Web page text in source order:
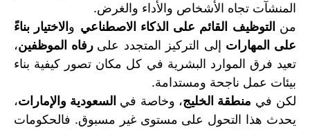
المنشآت تجاه الأشخاص والأداء والغرض.
من التوظيف القائم على الذكاء الاصطناعي و الاختيار بناءً
على المهارات إلى التركيز المتجدد على رفاه الموظفين،
تعيد فرق الموارد البشرية في كل مكان تصور كيفية بناء
بيئات عمل ناجحة ومستدامة.
لكن في منطقة الخليج، وخاصة في السعودية والإمارات،
يحدث هذا التحول على مستوى غير مسبوق. فالحكومات